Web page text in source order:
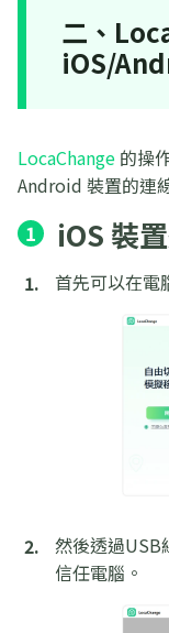
二、
iOS/
LocaChange 的操
Android 裝置的連
1 iOS 裝
首先可以在電
然後透過USB
信任電腦。